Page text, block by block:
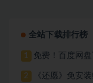
全站下载排行榜
1 免费！百度网
2
《还愿》免安